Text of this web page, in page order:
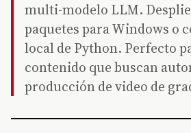
multi-modelo LLM.
paquetes para Windows o
local de Python. Perfecto
contenido que buscan
producción de video de